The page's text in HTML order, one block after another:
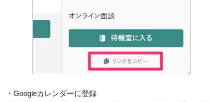
・Googleカレンダーに登録